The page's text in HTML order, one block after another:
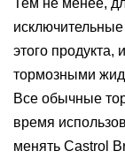
Тем не менее,
этого продукта,
тормозными
Все обычные
время
менять Castrol